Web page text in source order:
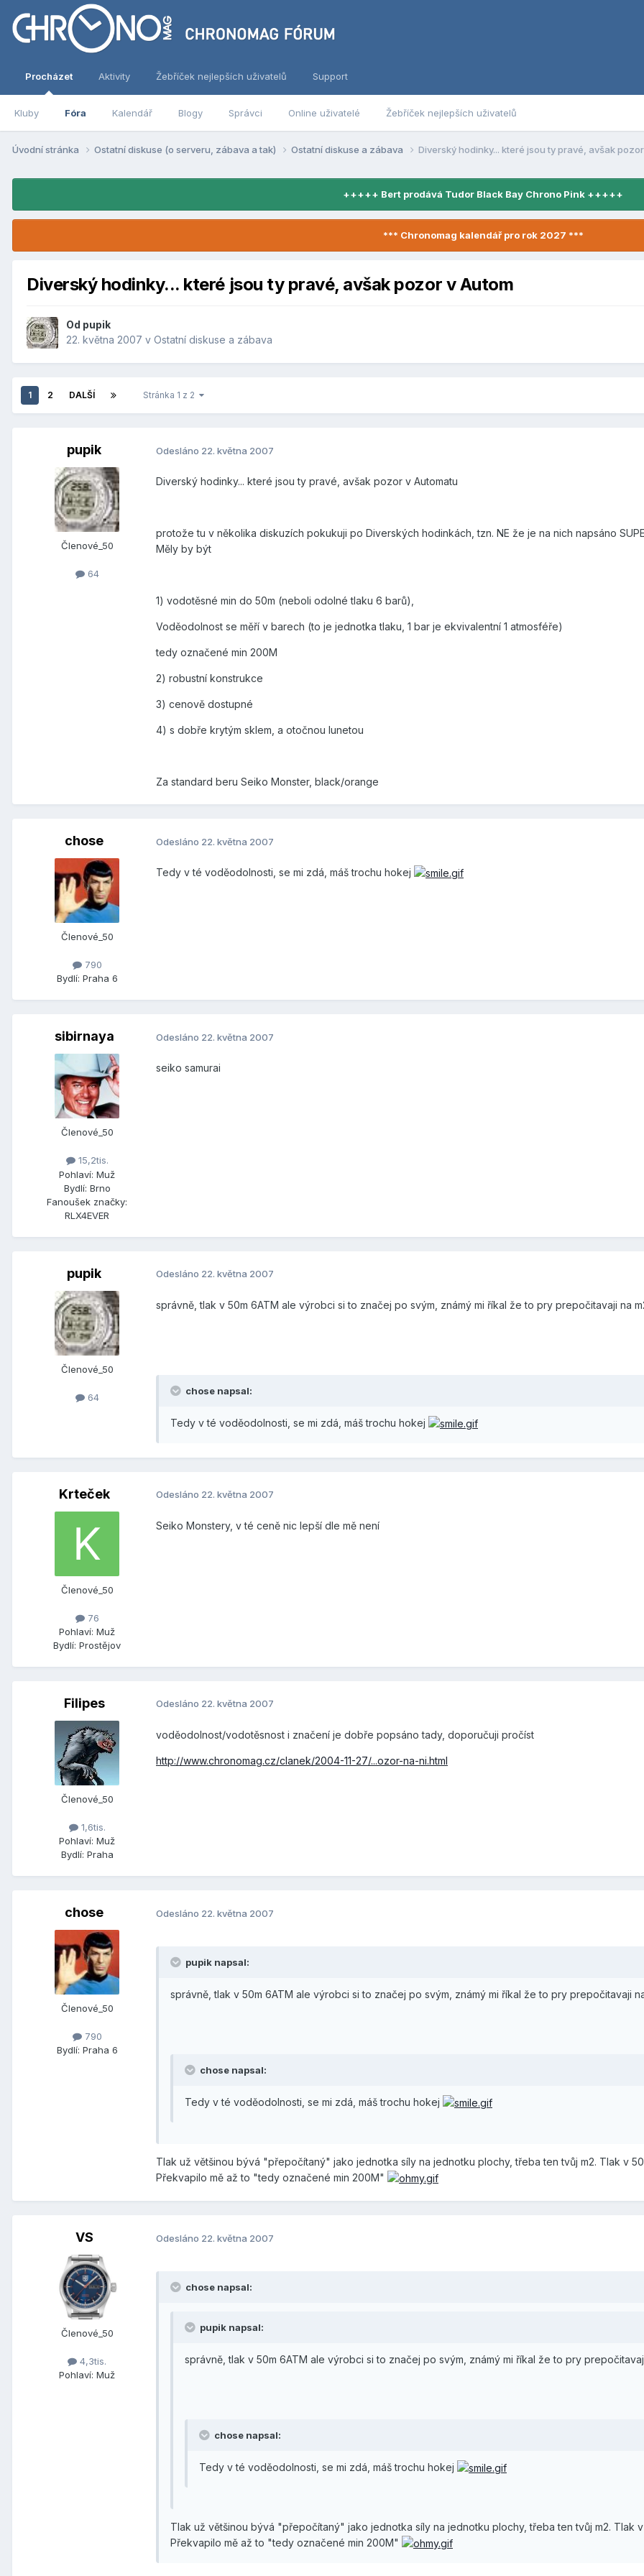
Procházet
Kluby Fóra Kalendář Blogy Správci Online uživatelé Žebříček nejlepších uživatelů
Aktivity Žebříček nejlepších uživatelů Support
Úvodní stránka Ostatní diskuse (o serveru, zábava a tak) Ostatní diskuse a zábava Diverský hodinky... které jsou ty pravé, avšak
+++++ Bert prodává Tudor Black Bay Chrono Pink +++++
*** Chronomag kalendář pro rok 2027 ***
Diverský hodinky... které jsou ty pravé, avšak pozor v Autom
Od pupik
22. května 2007 v Ostatní diskuse a zábava
1 2 DALŠÍ Stránka 1 z 2
pupik
Členové_50
64
Odesláno 22. května 2007
Diverský hodinky... které jsou ty pravé, avšak pozor v Automatu
protože tu v několika diskuzích pokukuji po Diverských hodinkách, tzn. NE že je na nich napsáno
Měly by být
1) vodotěsné min do 50m (neboli odolné tlaku 6 barů),
Voděodolnost se měří v barech (to je jednotka tlaku, 1 bar je ekvivalentní 1 atmosféře)
tedy označené min 200M
2) robustní konstrukce
3) cenově dostupné
4) s dobře krytým sklem, a otočnou lunetou
Za standard beru Seiko Monster, black/orange
chose
Členové_50
790
Bydlí: Praha 6
Odesláno 22. května 2007
Tedy v té voděodolnosti, se mi zdá, máš trochu hokej
sibirnaya
Členové_50
15,2tis.
Pohlaví: Muž
Bydlí: Brno
Fanoušek značky:
RLX4EVER
Odesláno 22. května 2007
seiko samurai
pupik
Členové_50
64
Odesláno 22. května 2007
správně, tlak v 50m 6ATM ale výrobci si to značej po svým, známý mi říkal že to pry prepočitavaji na
chose napsal:
Tedy v té voděodolnosti, se mi zdá, máš trochu hokej
Krteček
Členové_50
76
Pohlaví: Muž
Bydlí: Prostějov
Odesláno 22. května 2007
Seiko Monstery, v té ceně nic lepší dle mě není
Filipes
Členové_50
1,6tis.
Pohlaví: Muž
Bydlí: Praha
Odesláno 22. května 2007
voděodolnost/vodotěsnost i značení je dobře popsáno tady, doporučuji pročíst
http://www.chronomag.cz/clanek/2004-11-27/...ozor-na-ni.html
chose
Členové_50
790
Bydlí: Praha 6
Odesláno 22. května 2007
pupik napsal:
správně, tlak v 50m 6ATM ale výrobci si to značej po svým, známý mi říkal že to pry prepočitavaji
chose napsal:
Tedy v té voděodolnosti, se mi zdá, máš trochu hokej
Tlak už většinou bývá "přepočítaný" jako jednotka síly na jednotku plochy, třeba ten tvůj m2. Tlak v
Překvapilo mě až to "tedy označené min 200M"
VS
Členové_50
4,3tis.
Pohlaví: Muž
Odesláno 22. května 2007
chose napsal:
pupik napsal:
správně, tlak v 50m 6ATM ale výrobci si to značej po svým, známý mi říkal že to pry
chose napsal:
Tedy v té voděodolnosti, se mi zdá, máš trochu hokej
Tlak už většinou bývá "přepočítaný" jako jednotka síly na jednotku plochy, třeba ten tvůj m2. Tlak
Překvapilo mě až to "tedy označené min 200M"